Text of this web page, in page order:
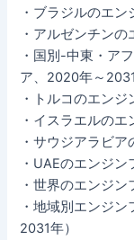
・ブラジルのエ
・アルゼンチン
・国別-中東・ア
ア、2020年～
・トルコのエン
・イスラエルの
・サウジアラビ
・UAEのエンジ
・世界のエンジ
・地域別エンジ
2031年）